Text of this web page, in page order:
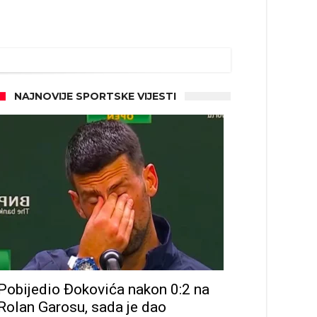
NAJNOVIJE SPORTSKE VIJESTI
Đokovića nakon 0:2 na
Garosu, sada je dao